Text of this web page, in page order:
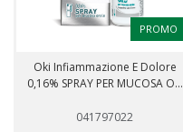
PROMO
Oki Infiammazione E Dolore
0,16% SPRAY PER MUCOSA O...
041797022